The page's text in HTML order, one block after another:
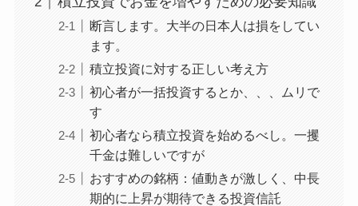
断言します。大半の日本人は損をしてい
ます。
積立投資に対する正しい考え方
初心者が一括投資するとか、、、ムリで
す
初心者なら積立投資を始めるべし。一攫
千金は難しいですが
おすすめの銘柄：値動きが激しく、中長
期的に上昇が期待できる投資信託